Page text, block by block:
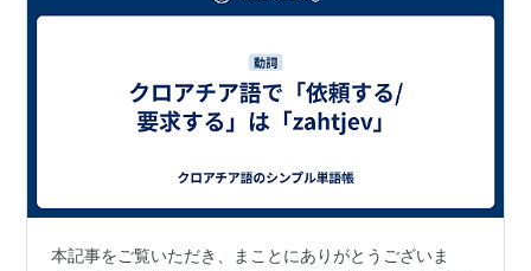
本記事をご覧いただき、まことにありがとうございま